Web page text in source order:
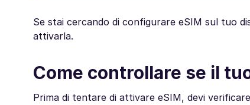
Se stai cercando di configurare eSIM sul tuo
attivarla.
Come controllare se il
Prima di tentare di attivare eSIM, devi